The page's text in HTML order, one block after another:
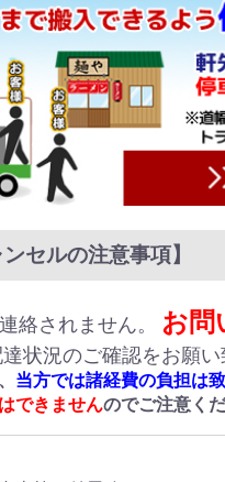
セルの注意事項】
絡されません。 お問
状況のご確認をお願い
当方では諸経費の負担は
できませんのでご注意く